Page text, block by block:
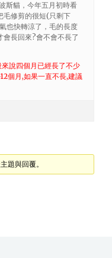
斯貓，今年五月初時看
毛修剪的很短(只剩下
也快轉涼了，毛的長度
長回來?會不會不長了
說四個月已經長了不少
個月,如果一直不長,建議
題與回覆。